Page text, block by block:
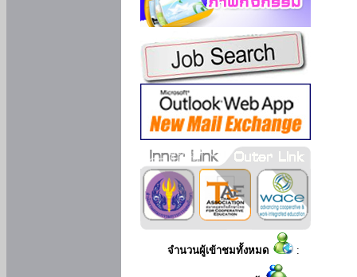
จำนวนผู้เข้าชมทั้งหมด :